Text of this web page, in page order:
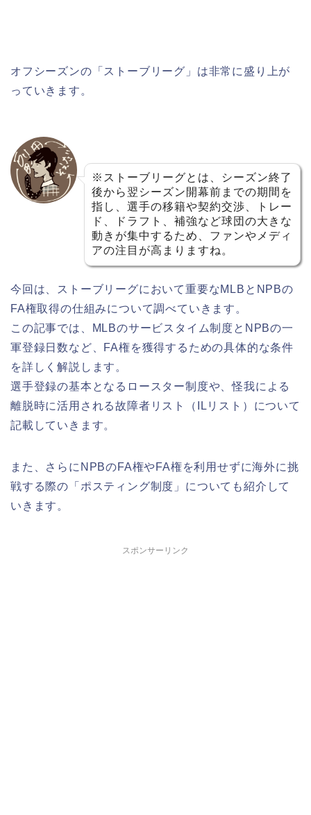
オフシーズンの「ストーブリーグ」は非常に盛り上が
っていきます。
※ストーブリーグとは、シーズン終了
後から翌シーズン開幕前までの期間を
指し、選手の移籍や契約交渉、トレー
ド、ドラフト、補強など球団の大きな
動きが集中するため、ファンやメディ
アの注目が高まりますね。
今回は、ストーブリーグにおいて重要なMLBとNPBの
FA権取得の仕組みについて調べていきます。
この記事では、MLBのサービスタイム制度とNPBの一
軍登録日数など、FA権を獲得するための具体的な条件
を詳しく解説します。
選手登録の基本となるロースター制度や、怪我による
離脱時に活用される故障者リスト（ILリスト）について
記載していきます。
また、さらにNPBのFA権やFA権を利用せずに海外に挑
戦する際の「ポスティング制度」についても紹介して
いきます。
スポンサーリンク